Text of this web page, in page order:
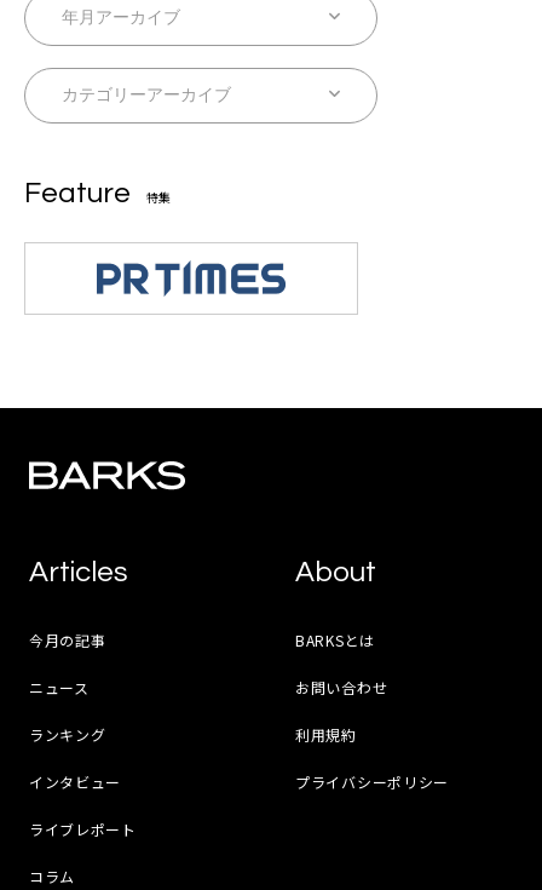
Feature 特集
Articles
今月の記事
ニュース
ランキング
インタビュー
ライブレポート
コラム
About
BARKSとは
お問い合わせ
利用規約
プライバシーポリシー